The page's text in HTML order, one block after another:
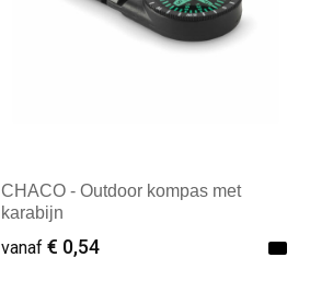
CHACO - Outdoor kompas met
karabijn
vanaf€ 0,54